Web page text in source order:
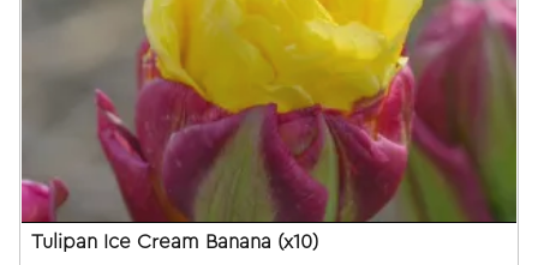
Tulipan Ice Cream Banana (x10)